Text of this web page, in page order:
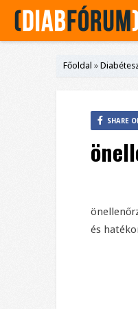
Főoldal »
SHARE
és